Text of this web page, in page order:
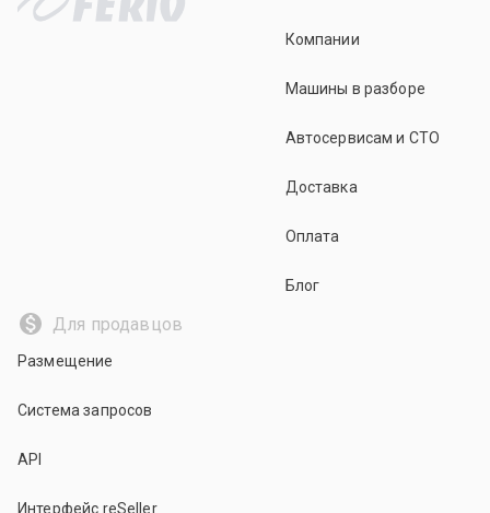
Компании
Машины в разборе
Автосервисам и СТО
Доставка
Оплата
Блог
Для продавцов
Размещение
Система запросов
API
Интерфейс reSeller